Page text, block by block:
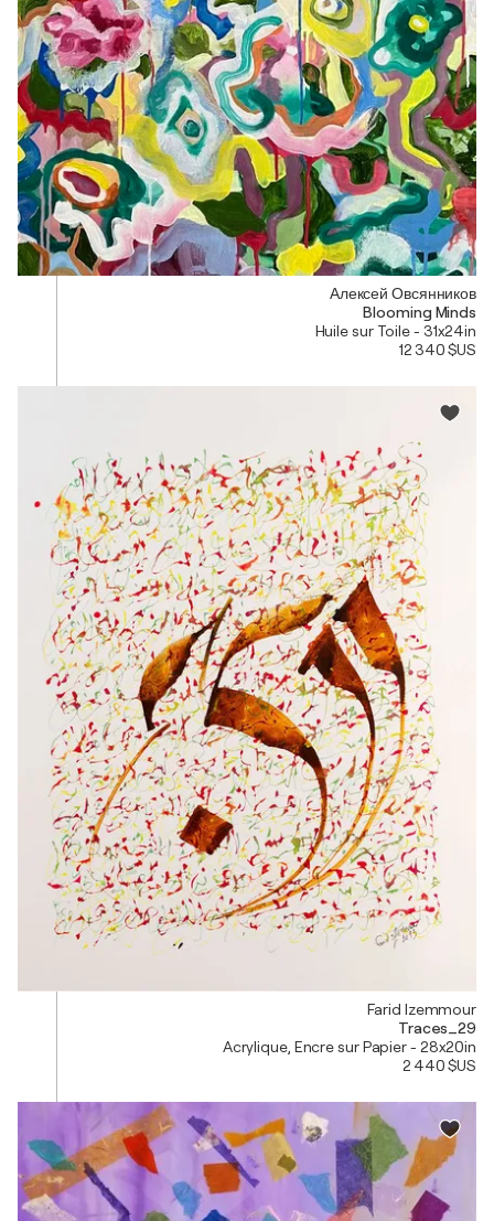
Алексей Овсянников
Blooming Minds
Huile sur Toile - 31x24in
12 340 $US
Farid Izemmour
Traces_29
Acrylique, Encre sur Papier - 28x20in
2 440 $US